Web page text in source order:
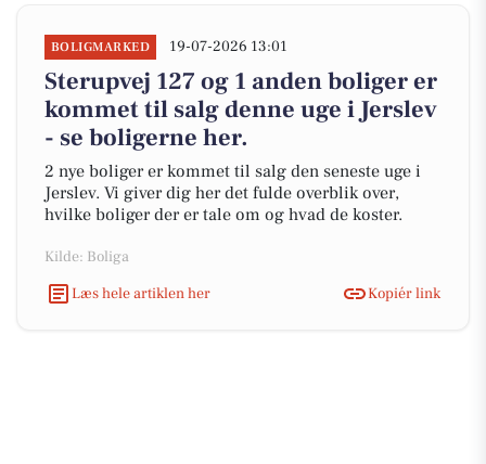
BOLIGMARKED 19-07-2026 13:01
Sterupvej 127 og 1 anden boliger er
kommet til salg denne uge i Jerslev
- se boligerne her.
2 nye boliger er kommet til salg den seneste uge i
Jerslev. Vi giver dig her det fulde overblik over,
hvilke boliger der er tale om og hvad de koster.
Kilde: Boliga
Læs hele artiklen her
Kopiér link